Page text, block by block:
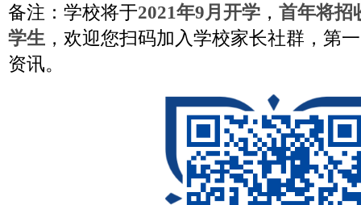
备注：学校将于2021年9月开学 ， 首年将招
学生 ，欢迎您扫码加入学校家长社群，第
资讯。